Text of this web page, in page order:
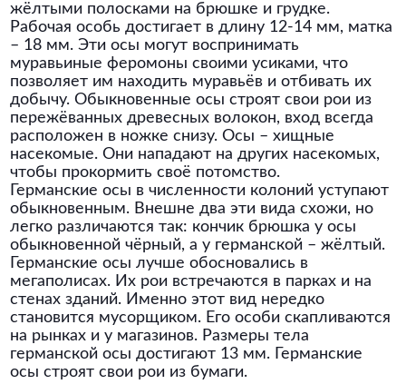
жёлтыми полосками на брюшке и грудке.
Рабочая особь достигает в длину 12-14 мм, матка
– 18 мм. Эти осы могут воспринимать
муравьиные феромоны своими усиками, что
позволяет им находить муравьёв и отбивать их
добычу. Обыкновенные осы строят свои рои из
пережёванных древесных волокон, вход всегда
расположен в ножке снизу. Осы – хищные
насекомые. Они нападают на других насекомых,
чтобы прокормить своё потомство.
Германские осы в численности колоний уступают
обыкновенным. Внешне два эти вида схожи, но
легко различаются так: кончик брюшка у осы
обыкновенной чёрный, а у германской – жёлтый.
Германские осы лучше обосновались в
мегаполисах. Их рои встречаются в парках и на
стенах зданий. Именно этот вид нередко
становится мусорщиком. Его особи скапливаются
на рынках и у магазинов. Размеры тела
германской осы достигают 13 мм. Германские
осы строят свои рои из бумаги.